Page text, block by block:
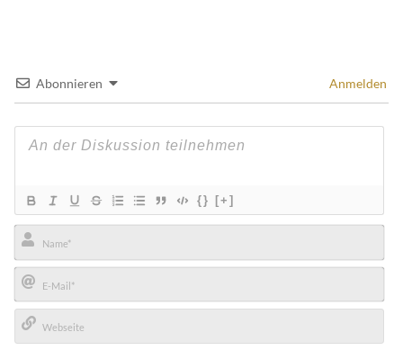
Abonnieren Anmelden
{} [+]
Name*
E-
Mail*